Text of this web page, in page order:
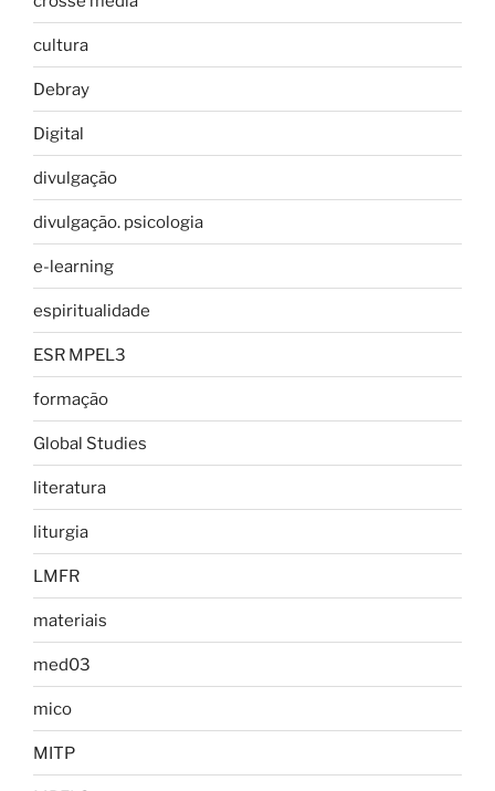
cultura
Debray
Digital
divulgação
divulgação. psicologia
e-learning
espiritualidade
ESR MPEL3
formação
Global Studies
literatura
liturgia
LMFR
materiais
med03
mico
MITP